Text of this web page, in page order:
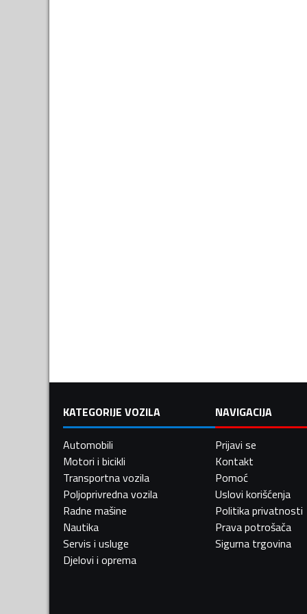
KATEGORIJE VOZILA
Automobili
Motori i bicikli
Transportna vozila
Poljoprivredna vozila
Radne mašine
Nautika
Servis i usluge
Djelovi i oprema
NAVIGACIJA
Prijavi se
Kontakt
Pomoć
Uslovi korišćenja
Politika privatnosti
Prava potrošača
Sigurna trgovina